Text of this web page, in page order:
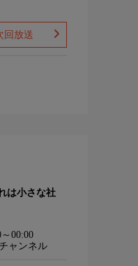
回放送
は小さな社
00:00
ャンネル